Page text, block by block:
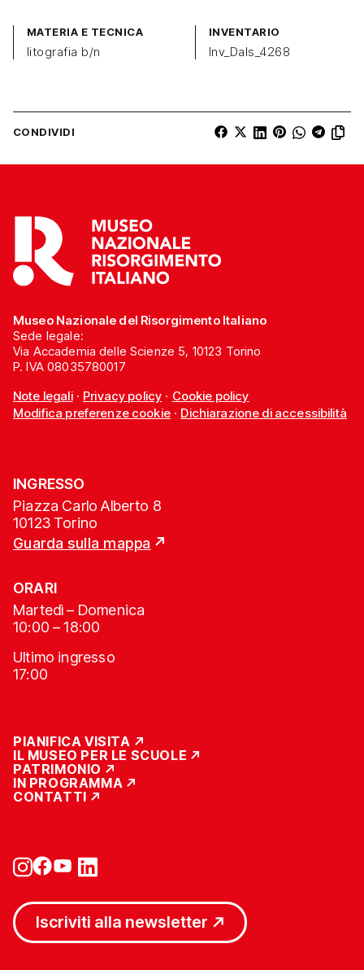
MATERIA E TECNICA
litografia b/n
INVENTARIO
Inv_Dals_4268
CONDIVIDI
Museo Nazionale del Risorgimento Italiano
Sede legale:
Via Accademia delle Scienze 5, 10123 Torino
P. IVA 08035780017
Note legali· Privacy policy · Cookie policy
Modifica preferenze cookie· Dichiarazione di accessibilità
INGRESSO
Piazza Carlo Alberto 8
10123 Torino
Guarda sulla mappa
ORARI
Martedì – Domenica
10:00 – 18:00
Ultimo ingresso
17:00
PIANIFICA VISITA
IL MUSEO PER LE SCUOLE
PATRIMONIO
IN PROGRAMMA
CONTATTI
Iscriviti alla newsletter